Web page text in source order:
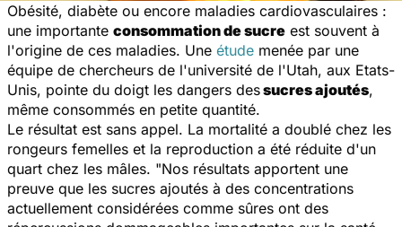
Obésité, diabète ou encore maladies cardiovasculaires :
une importante consommation de sucre est souvent à
l'origine de ces maladies. Une étude menée par une
équipe de chercheurs de l'université de l'Utah, aux Etats-
Unis, pointe du doigt les dangers dessucres ajoutés,
même consommés en petite quantité.
Le résultat est sans appel. La mortalité a doublé chez les
rongeurs femelles et la reproduction a été réduite d'un
quart chez les mâles. "Nos résultats apportent une
preuve que les sucres ajoutés à des concentrations
actuellement considérées comme sûres ont des